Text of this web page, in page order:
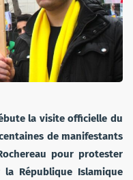
la visite officielle du
de manifestants
pour protester
République Islamique